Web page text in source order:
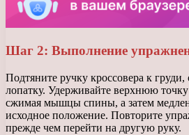
Шаг 2: Выполнение
Подтяните ручку кроссовера к
лопатку. Удерживайте верхнюю
сжимая мышцы спины, а затем
исходное положение. Повторите
прежде чем перейти на другую руку.